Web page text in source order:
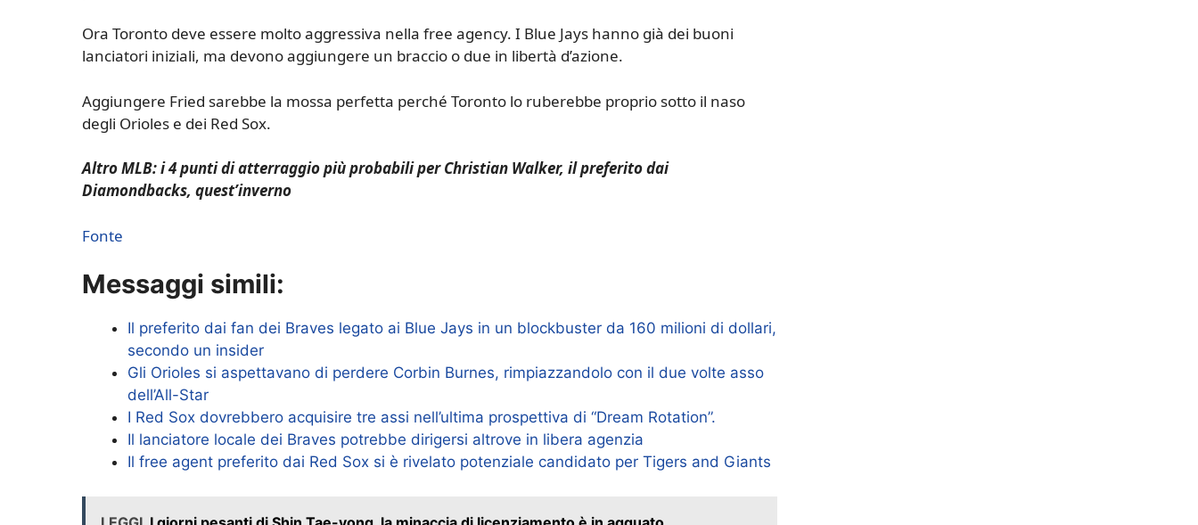
Ora Toronto deve essere molto aggressiva nella free agency. I Blue Jays hanno già dei buoni
lanciatori iniziali, ma devono aggiungere un braccio o due in libertà d’azione.
Aggiungere Fried sarebbe la mossa perfetta perché Toronto lo ruberebbe proprio sotto il naso
degli Orioles e dei Red Sox.
Altro MLB: i 4 punti di atterraggio più probabili per Christian Walker, il preferito dai
Diamondbacks, quest’inverno
Fonte
Messaggi simili:
Il preferito dai fan dei Braves legato ai Blue Jays in un blockbuster da 160 milioni di dollari,
secondo un insider
Gli Orioles si aspettavano di perdere Corbin Burnes, rimpiazzandolo con il due volte asso
dell’All-Star
I Red Sox dovrebbero acquisire tre assi nell’ultima prospettiva di “Dream Rotation”.
Il lanciatore locale dei Braves potrebbe dirigersi altrove in libera agenzia
Il free agent preferito dai Red Sox si è rivelato potenziale candidato per Tigers and Giants